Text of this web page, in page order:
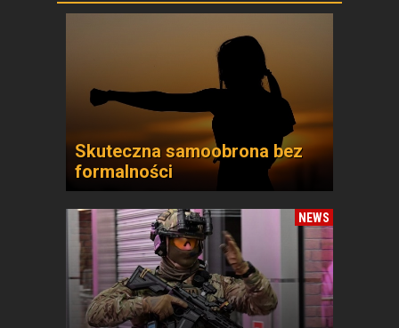
Skuteczna samoobrona bez
formalności
NEWS